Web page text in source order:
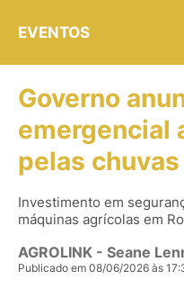
EVENTOS
Governo
emergencial
pelas
Investimento em
máquinas agrícolas em
AGROLINK - Seane
Publicado em 08/06/2026 às